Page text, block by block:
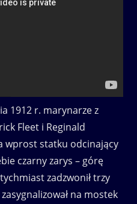
1912 r. marynarze z
Fleet i Reginald
wprost statku odcinający
czarny zarys – górę
zadzwonił trzy
na mostek